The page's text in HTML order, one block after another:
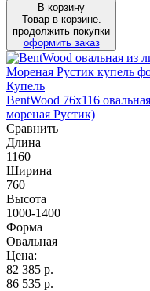
В корзину
Товар в корзине.
продолжить покупки
оформить заказ
Купель
BentWood 76х116
мореная Рустик)
Сравнить
Длина
1160
Ширина
760
Высота
1000-1400
Форма
Овальная
Цена:
82 385 р.
86 535 р.